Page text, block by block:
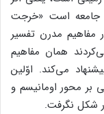
جامعه است «خرجت
مفاهیم مدرن تفسیر
همان مفاهیم
می‌کند. اوّلین
بر محور اومانیسم و
شکل نگرفت.